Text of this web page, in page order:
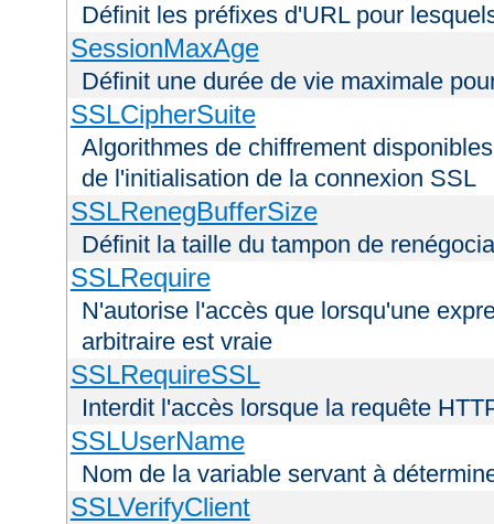
Définit les préfixes d'URL pour
SessionMaxAge
Définit une durée de vie maximale
SSLCipherSuite
Algorithmes de chiffrement
de l'initialisation de la connexion SSL
SSLRenegBufferSize
Définit la taille du tampon de
SSLRequire
N'autorise l'accès que lorsqu'une
arbitraire est vraie
SSLRequireSSL
Interdit l'accès lorsque la requête
SSLUserName
Nom de la variable servant à
SSLVerifyClient